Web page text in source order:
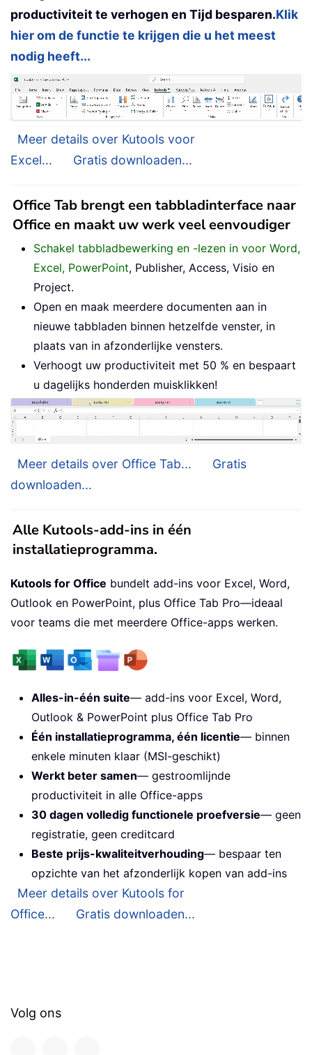
productiviteit te verhogen en Tijd besparen.Klik
hier om de functie te krijgen die u het meest
nodig heeft...
Meer details over Kutools voor
Excel...
Gratis downloaden...
Office Tab brengt een tabbladinterface naar
Office en maakt uw werk veel eenvoudiger
Schakel tabbladbewerking en -lezen in voor Word,
Excel, PowerPoint, Publisher, Access, Visio en
Project.
Open en maak meerdere documenten aan in
nieuwe tabbladen binnen hetzelfde venster, in
plaats van in afzonderlijke vensters.
Verhoogt uw productiviteit met 50 % en bespaart
u dagelijks honderden muisklikken!
Meer details over Office Tab...
Gratis
downloaden...
Alle Kutools-add-ins in één
installatieprogramma.
Kutools for Office bundelt add-ins voor Excel, Word,
Outlook en PowerPoint, plus Office Tab Pro—ideaal
voor teams die met meerdere Office-apps werken.
Alles-in-één suite— add-ins voor Excel, Word,
Outlook & PowerPoint plus Office Tab Pro
Één installatieprogramma, één licentie— binnen
enkele minuten klaar (MSI-geschikt)
Werkt beter samen— gestroomlijnde
productiviteit in alle Office-apps
30 dagen volledig functionele proefversie— geen
registratie, geen creditcard
Beste prijs-kwaliteitverhouding— bespaar ten
opzichte van het afzonderlijk kopen van add-ins
Meer details over Kutools for
Office...
Gratis downloaden...
Volg ons